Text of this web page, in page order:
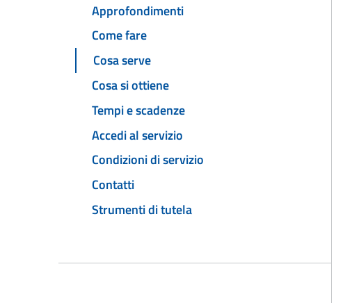
Approfondimenti
Come fare
Cosa serve
Cosa si ottiene
Tempi e scadenze
Accedi al servizio
Condizioni di servizio
Contatti
Strumenti di tutela